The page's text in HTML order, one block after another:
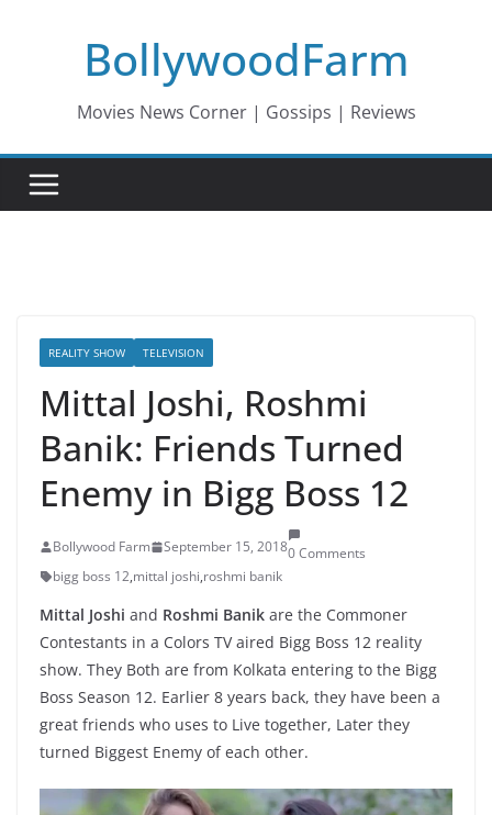
BollywoodFarm
Movies News Corner | Gossips | Reviews
REALITY SHOW TELEVISION
Mittal Joshi, Roshmi
Banik: Friends Turned
Enemy in Bigg Boss 12
Bollywood Farm September 15, 20180 Comments
bigg boss 12,mittal joshi,roshmi banik
Mittal Joshi and Roshmi Banik are the Commoner
Contestants in a Colors TV aired Bigg Boss 12 reality
show. They Both are from Kolkata entering to the Bigg
Boss Season 12. Earlier 8 years back, they have been a
great friends who uses to Live together, Later they
turned Biggest Enemy of each other.